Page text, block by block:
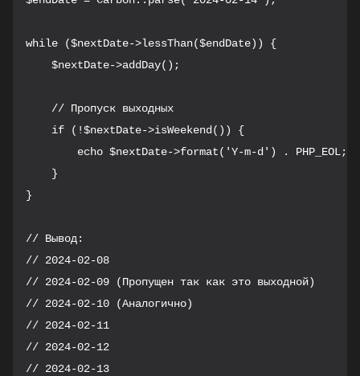
while ($nextDate->lessThan($endDate)) {
    $nextDate->addDay();
    // Пропуск выходных
    if (!$nextDate->isWeekend()) {
        echo $nextDate->format('Y-m-d') . PHP_EOL;
    }
}
// Вывод:
// 2024-02-08
// 2024-02-09 (Пропущен так как это выходной)
// 2024-02-10 (Аналогично)
// 2024-02-11
// 2024-02-12
// 2024-02-13